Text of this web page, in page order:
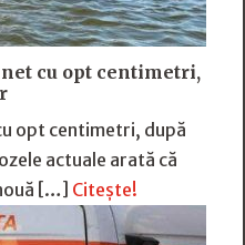
cu opt centimetri,
opt centimetri, după
actuale arată că
[…] Citește!